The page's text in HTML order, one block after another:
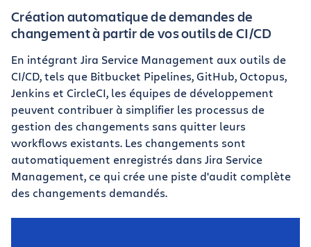
Création automatique de demandes de
changement à partir de vos outils de CI/CD
En intégrant Jira Service Management aux outils de
CI/CD, tels que Bitbucket Pipelines, GitHub, Octopus,
Jenkins et CircleCI, les équipes de développement
peuvent contribuer à simplifier les processus de
gestion des changements sans quitter leurs
workflows existants. Les changements sont
automatiquement enregistrés dans Jira Service
Management, ce qui crée une piste d'audit complète
des changements demandés.